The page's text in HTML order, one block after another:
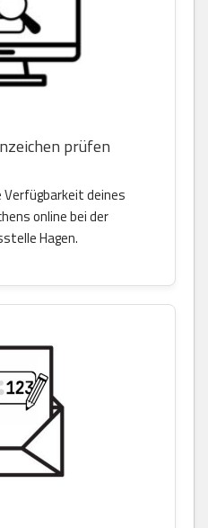
prüfen
deines
online bei der
Hagen.